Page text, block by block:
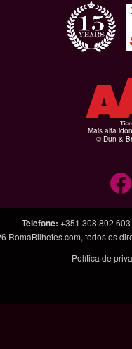
Mais alta
© Dun &
Telefone: +351 308 802 603
RomaBilhetes.com, todos os
Política de